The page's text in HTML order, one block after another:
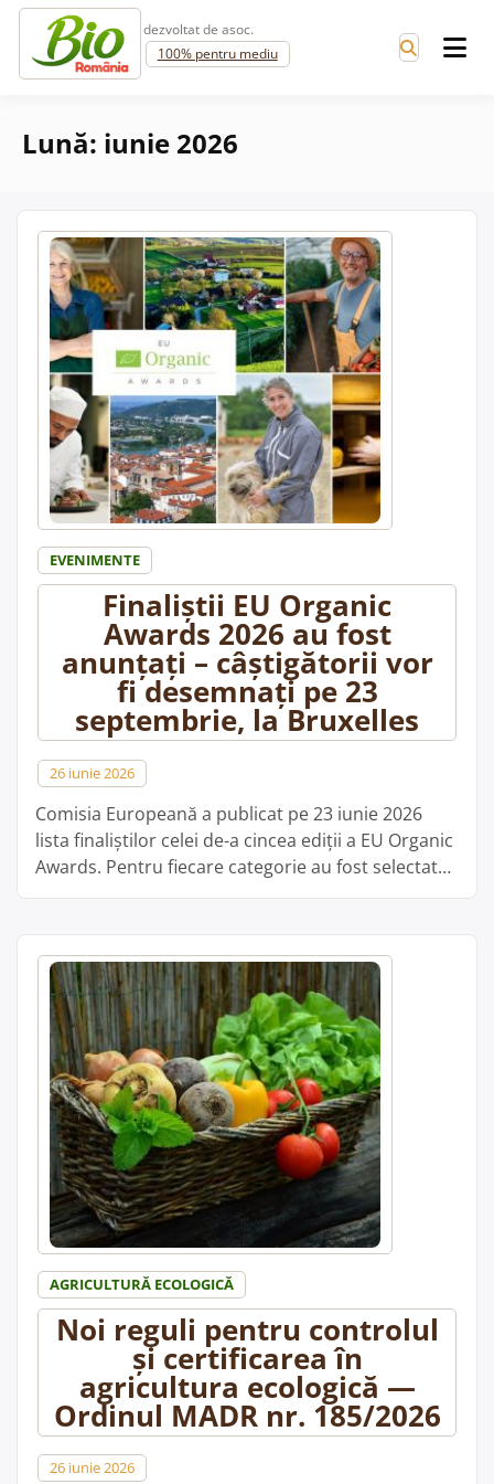
Skip to contentdezvoltat de asoc.
100% pentru mediu
Lună: iunie 2026
EVENIMENTE
Finaliștii EU Organic
Awards 2026 au fost
anunțați – câștigătorii vor
fi desemnați pe 23
septembrie, la Bruxelles
26 iunie 2026
Comisia Europeană a publicat pe 23 iunie 2026
lista finaliștilor celei de-a cincea ediții a EU Organic
Awards. Pentru fiecare categorie au fost selectate
23 septembrie 2026, în cadrul evenimentelor care
… Cite;te mai departe
„Finaliștii
EU
Organic
Awards
2026
au
fost
anunțați
–
câștigătorii
vor
fi
pe
23
septembrie,
la
Bruxelles”
AGRICULTURĂ ECOLOGICĂ
Noi reguli pentru controlul
și certificarea în
agricultura ecologică —
Ordinul MADR nr. 185/2026
26 iunie 2026